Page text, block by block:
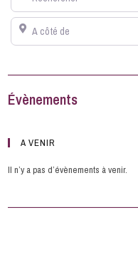
A côté de
Évènements
A VENIR
Il n’y a pas d’évènements à venir.